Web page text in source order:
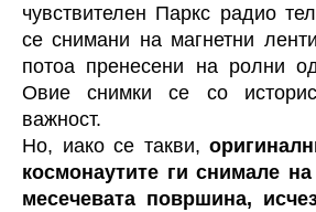
чувствителен Паркс радио
се снимани на магнетни
потоа пренесени на ролни
Овие снимки се со
важност.
Но, иако се такви,
космонаутите ги снимале
месечевата површина,